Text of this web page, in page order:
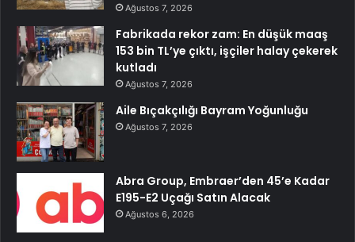
Ağustos 7, 2026
Fabrikada rekor zam: En düşük maaş
153 bin TL’ye çıktı, işçiler halay çekerek
kutladı
Ağustos 7, 2026
Aile Bıçakçılığı Bayram Yoğunluğu
Ağustos 7, 2026
Abra Group, Embraer’den 45’e Kadar
E195-E2 Uçağı Satın Alacak
Ağustos 6, 2026